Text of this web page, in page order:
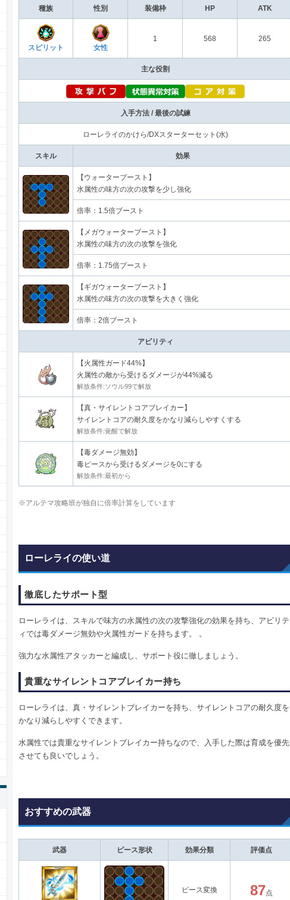
種族 性別 装備枠 HP ATK
スピリット 女性
1 568 265
主な役割
入手方法 / 最後の試練
ローレライのかけら/DXスターターセット(水)
スキル 効果
【ウォーターブースト】
水属性の味方の次の攻撃を少し強化
倍率：1.5倍ブースト
【メガウォーターブースト】
水属性の味方の次の攻撃を強化
倍率：1.75倍ブースト
【ギガウォーターブースト】
水属性の味方の次の攻撃を大きく強化
倍率：2倍ブースト
アビリティ
【火属性ガード44%】
火属性の敵から受けるダメージが44%減る
解放条件:ソウル99で解放
【真・サイレントコアブレイカー】
サイレントコアの耐久度をかなり減らしやすくする
解放条件:覚醒で解放
【毒ダメージ無効】
毒ピースから受けるダメージを0にする
解放条件:最初から
※アルテマ攻略班が独自に倍率計算をしています
ローレライの使い道
徹底したサポート型
ローレライは、スキルで味方の水属性の次の攻撃強化の効果を持ち、アビリテ
ィでは毒ダメージ無効や火属性ガードを持ちます。 。
強力な水属性アタッカーと編成し、サポート役に徹しましょう。
貴重なサイレントコアブレイカー持ち
ローレライは、真・サイレントブレイカーを持ち、サイレントコアの耐久度を
かなり減らしやすくできます。
水属性では貴重なサイレントブレイカー持ちなので、入手した際は育成を優先
させても良いでしょう。
おすすめの武器
武器 ピース形状 効果分類 評価点
ピース変換 87 点